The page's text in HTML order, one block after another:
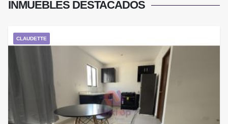
INMUEBLES DESTACADOS
CLAUDETTE